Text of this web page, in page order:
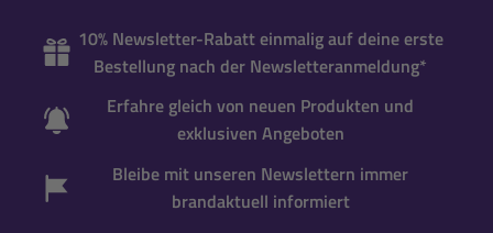
10% Newsletter-Rabatt einmalig auf deine erste
Bestellung nach der Newsletteranmeldung*
Erfahre gleich von neuen Produkten und
exklusiven Angeboten
Bleibe mit unseren Newslettern immer
brandaktuell informiert